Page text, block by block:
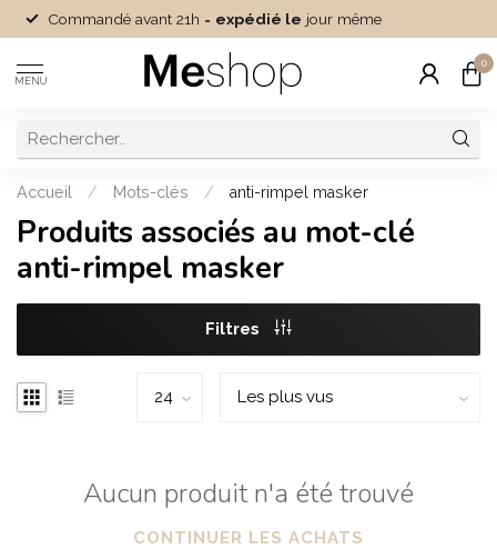
Commandé avant 21h = expédié le jour même
MENU
0
Accueil / Mots-clés / anti-rimpel masker
Produits associés au mot-clé
anti-rimpel masker
Filtres
Aucun produit n'a été trouvé
CONTINUER LES ACHATS